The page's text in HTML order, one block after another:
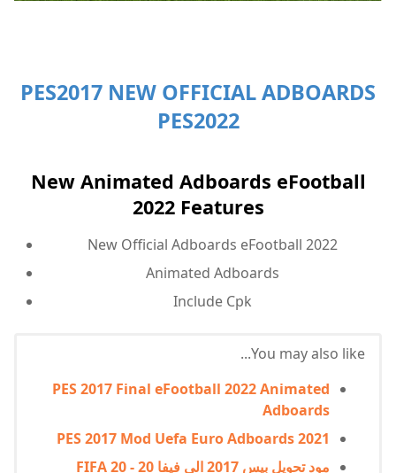
PES2017 NEW OFFICIAL ADBOARDS
PES2022
New Animated Adboards eFootball
2022 Features
New Official Adboards eFootball 2022
Animated Adboards
Include Cpk
You may also like...
PES 2017 Final eFootball 2022 Animated
Adboards
PES 2017 Mod Uefa Euro Adboards 2021
مود تحويل بيس 2017 الي فيفا 20 - FIFA 20